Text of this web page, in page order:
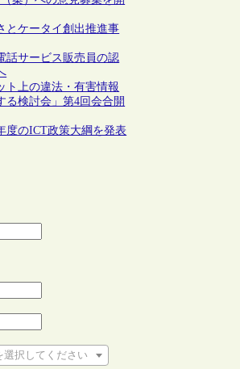
とケータイ創出推進事
話サービス販売員の認
ト上の違法・有害情報
る検討会」第4回会合開
度のICT政策大綱を発表
択してください